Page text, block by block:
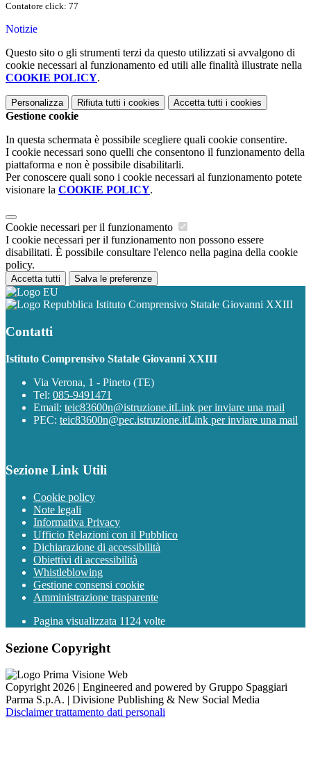
Contatore click: 77
Notizie
Questo sito o gli strumenti terzi da questo utilizzati si avvalgono di
cookie necessari al funzionamento ed utili alle finalità illustrate nella
COOKIE POLICY.
Personalizza Rifiuta tutti i cookies Accetta tutti i cookies
Gestione cookie
In questa schermata è possibile scegliere quali cookie consentire.
I cookie necessari sono quelli che consentono il funzionamento della
piattaforma e non è possibile disabilitarli.
Per conoscere quali sono i cookie necessari al funzionamento potete
visionare la COOKIE POLICY.
Cookie necessari per il funzionamento
I cookie necessari per il funzionamento non possono essere
disabilitati. È possibile consultare l'elenco nella pagina della cookie
policy.
Accetta tutti Salva le preferenze
Istituto Comprensivo Statale Giovanni XXIII
Contatti
Istituto Comprensivo Statale Giovanni XXIII
Via Verona, 1 - Pineto (TE)
Tel: 085-9491471
Email: teic83600n@istruzione.itLink per inviare una mail
PEC: teic83600n@pec.istruzione.itLink per inviare una mail
Sezione Link Utili
Cookie policy
Note legali
Informativa Privacy
Ufficio Relazioni con il Pubblico
Dichiarazione di accessibilità
Obiettivi di accessibilità
Whistleblowing
Gestione consensi cookie
Amministrazione trasparente
Pagina visualizzata 1124 volte
Sezione Copyright
Copyright 2026 | Engineered and powered by Gruppo Spaggiari
Parma S.p.A. | Divisione Publishing & New Social Media
Disclaimer trattamento dati personali